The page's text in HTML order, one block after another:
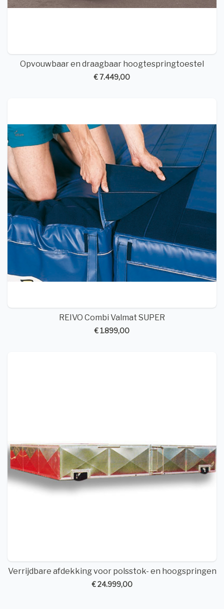
Opvouwbaar en draagbaar hoogtespringtoestel
€ 7.449,00
REIVO Combi Valmat SUPER
€ 1.899,00
Verrijdbare afdekking voor polsstok- en hoogspringen
€ 24.999,00